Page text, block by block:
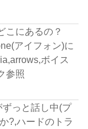
こにあるの？
アイフォン)に
ボイス
参照
ずっと話し中(プ
?,ハードのトラ